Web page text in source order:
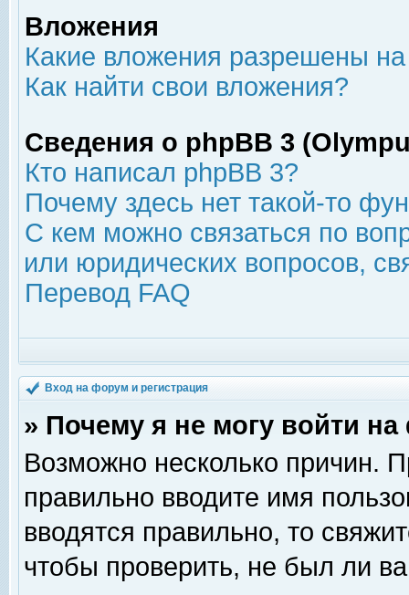
Вложения
Какие вложения разрешены
Как найти свои вложения?
Сведения о phpBB 3
Кто написал phpBB 3?
Почему здесь нет такой-то
С кем можно связаться по
или юридических вопросов,
Перевод FAQ
Вход на форум и регистрация
» Почему я не могу войти
Возможно несколько причин.
правильно вводите имя
вводятся правильно, то
чтобы проверить, не был ли